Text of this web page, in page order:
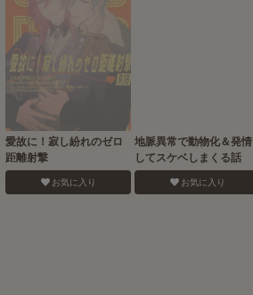
愛故に！寂し紛れのゼロ
距離射撃
お気に入り
地脈異常で動物化＆発情
してスケベしまくる話
お気に入り